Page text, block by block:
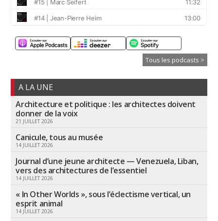
Tous les podcasts >
A LA UNE
Architecture et politique : les architectes doivent
donner de la voix
21 JUILLET 2026
Canicule, tous au musée
14 JUILLET 2026
Journal d’une jeune architecte — Venezuela, Liban,
vers des architectures de l’essentiel
14 JUILLET 2026
« In Other Worlds », sous l’éclectisme vertical, un
esprit animal
14 JUILLET 2026